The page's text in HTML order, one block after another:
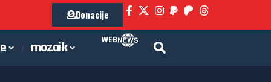
Donacije
mozaik WEB